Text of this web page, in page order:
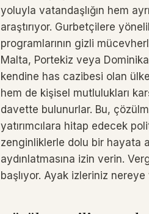
yoluyla vatandaşlığın hem
araştırıyor. Gurbetçilere
programlarının gizli
Malta, Portekiz veya
kendine has cazibesi olan
hem de kişisel mutlulukları
davette bulunurlar. Bu,
yatırımcılara hitap edecek
zenginliklerle dolu bir hayata
aydınlatmasına izin verin.
başlıyor. Ayak izleriniz